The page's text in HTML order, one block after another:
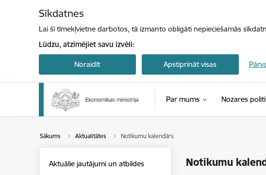
Sīkdatnes
Lai šī tīmekļvietne darbotos, tā izmanto obligāti nepieciešamās
Lūdzu, atzīmējiet savu izvēli:
Noraidīt Apstiprināt visas
Par mums Nozares
Sākums Aktualitātes Notikumu kalendārs
Notikumu
Aktuālie jautājumi un atbildes